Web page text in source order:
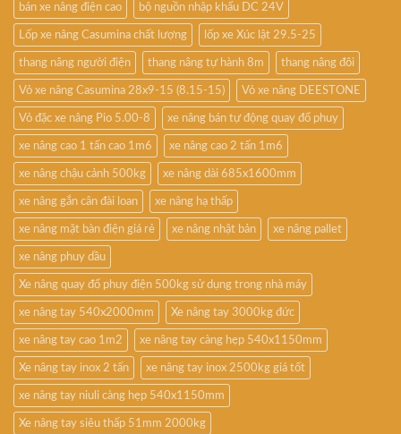
bán xe nâng điện cao bộ nguồn nhập khẩu DC 24V
Lốp xe nâng Casumina chất lượng lốp xe Xúc lật 29.5-25
thang nâng người điện thang nâng tự hành 8m thang nâng đôi
Vỏ xe nâng Casumina 28x9-15 (8.15-15) Vỏ xe nâng DEESTONE
Vỏ đặc xe nâng Pio 5.00-8 xe nâng bán tự động quay đổ phuy
xe nâng cao 1 tấn cao 1m6 xe nâng cao 2 tấn 1m6
xe nâng chậu cảnh 500kg xe nâng dài 685x1600mm
xe nâng gắn cân đài loan xe nâng hạ thấp
xe nâng mặt bàn điện giá rẻ xe nâng nhật bản xe nâng pallet
xe nâng phuy dầu
Xe nâng quay đổ phuy điện 500kg sử dụng trong nhà máy
xe nâng tay 540x2000mm Xe nâng tay 3000kg đức
xe nâng tay cao 1m2 xe nâng tay càng hẹp 540x1150mm
Xe nâng tay inox 2 tấn xe nâng tay inox 2500kg giá tốt
xe nâng tay niuli càng hẹp 540x1150mm
Xe nâng tay siêu thấp 51mm 2000kg